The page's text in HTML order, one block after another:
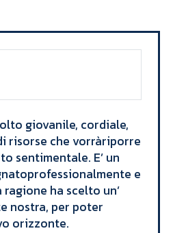
giovanile, cordiale,
risorse che vorràriporre
sentimentale. E’ un
e
ha scelto un’
nostra, per poter
orizzonte.